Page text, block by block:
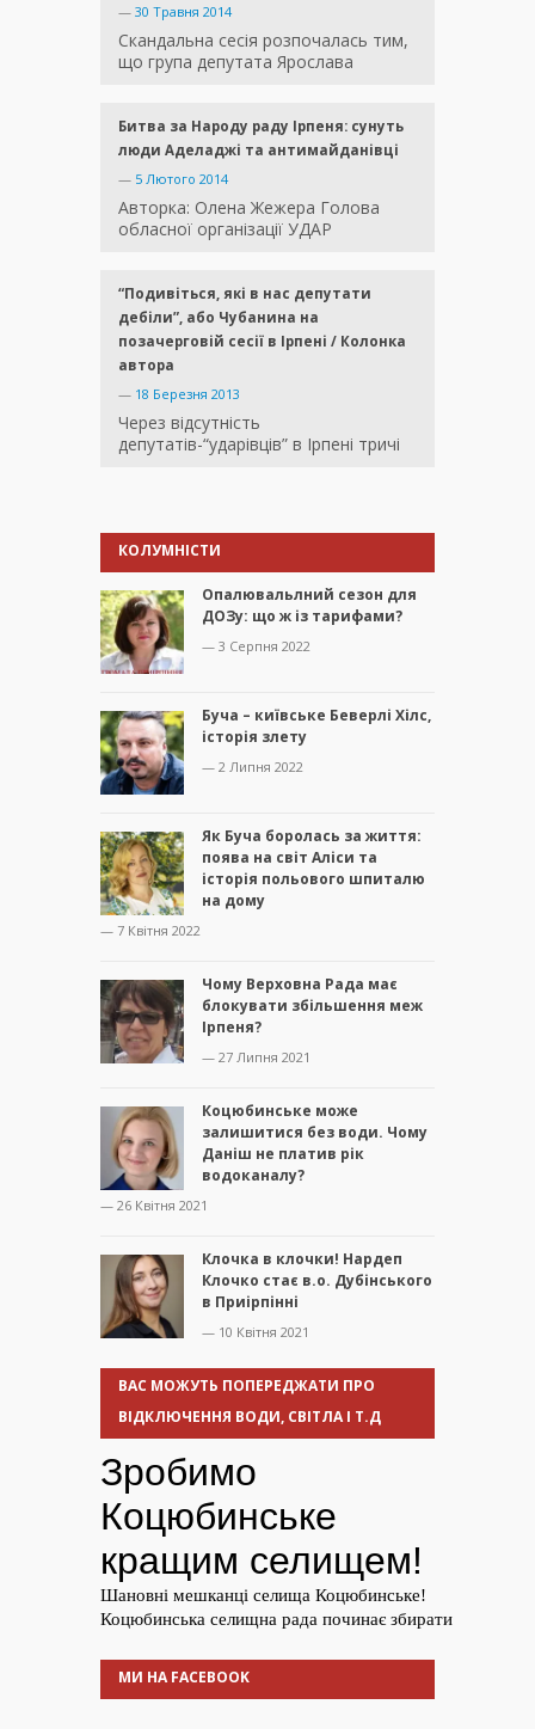
— 30 Травня 2014
Скандальна сесія розпочалась тим,
що група депутата Ярослава
Битва за Народу раду Ірпеня: сунуть
люди Аделаджі та антимайданівці
— 5 Лютого 2014
Авторка: Олена Жежера Голова
обласної організації УДАР
“Подивіться, які в нас депутати
дебіли”, або Чубанина на
позачерговій сесії в Ірпені / Колонка
автора
— 18 Березня 2013
Через відсутність
депутатів-“ударівців” в Ірпені тричі
КОЛУМНІСТИ
Опалювальлний сезон для
ДОЗу: що ж із тарифами?
— 3 Серпня 2022
Буча – київське Беверлі Хілс,
історія злету
— 2 Липня 2022
Як Буча боролась за життя:
поява на світ Аліси та
історія польового шпиталю
на дому
— 7 Квітня 2022
Чому Верховна Рада має
блокувати збільшення меж
Ірпеня?
— 27 Липня 2021
Коцюбинське може
залишитися без води. Чому
Даніш не платив рік
водоканалу?
— 26 Квітня 2021
Клочка в клочки! Нардеп
Клочко стає в.о. Дубінського
в Приірпінні
— 10 Квітня 2021
ВАС МОЖУТЬ ПОПЕРЕДЖАТИ ПРО
ВІДКЛЮЧЕННЯ ВОДИ, СВІТЛА І Т.Д
МИ НА FACEBOOK